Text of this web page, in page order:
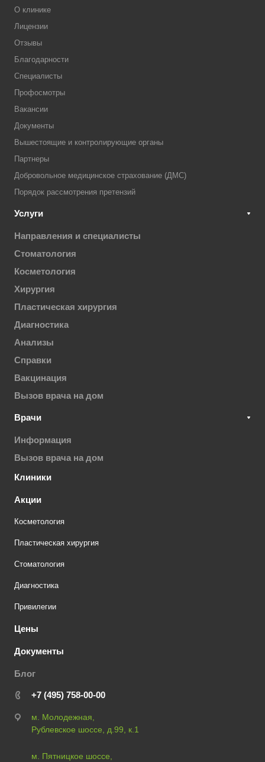
О клинике
Лицензии
Отзывы
Благодарности
Специалисты
Профосмотры
Вакансии
Документы
Вышестоящие и контролирующие органы
Партнеры
Добровольное медицинское страхование (ДМС)
Порядок рассмотрения претензий
Услуги
Направления и специалисты
Стоматология
Косметология
Хирургия
Пластическая хирургия
Диагностика
Анализы
Справки
Вакцинация
Вызов врача на дом
Врачи
Информация
Вызов врача на дом
Клиники
Акции
Косметология
Пластическая хирургия
Стоматология
Диагностика
Привилегии
Цены
Документы
Блог
+7 (495) 758-00-00
м. Молодежная,
Рублевское шоссе, д.99, к.1
м. Пятницкое шоссе,